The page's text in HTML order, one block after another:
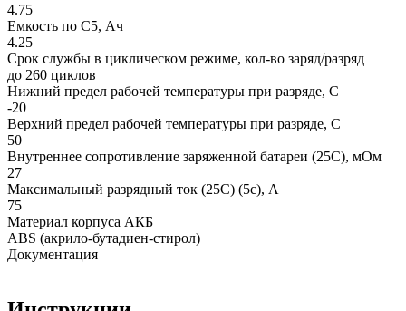
4.75
Емкость по С5, Ач
4.25
Срок службы в циклическом режиме, кол-во заряд/разряд
до 260 циклов
Нижний предел рабочей температуры при разряде, С
-20
Верхний предел рабочей температуры при разряде, С
50
Внутреннее сопротивление заряженной батареи (25С), мОм
27
Максимальный разрядный ток (25С) (5с), А
75
Материал корпуса АКБ
ABS (акрило-бутадиен-стирол)
Документация